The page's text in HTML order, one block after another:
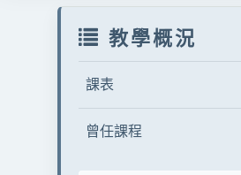
教學概況
課表
曾任課程